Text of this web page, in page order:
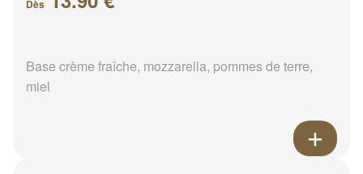
Dès
Base crème fraîche, mozzarella, pommes de terre,
miel